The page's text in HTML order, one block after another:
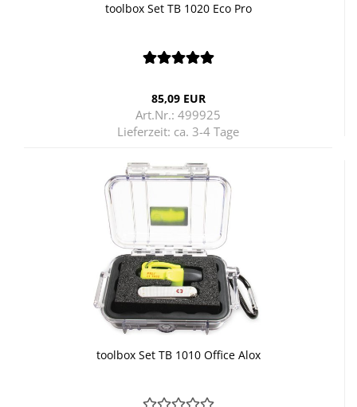
tool­box Set TB 1020 Eco Pro
85,09 EUR
Art.Nr.: 499925
Lieferzeit: ca. 3-4 Tage
tool­box Set TB 1010 Of­fice Alox